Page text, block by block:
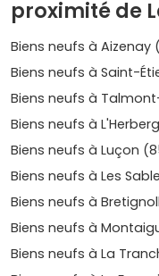
Le marché de
Roche-sur-
des
La Roche-sur-Yon
Les quartiers
tandis que certains
abordables.
Prix moyen dans
proximité de
Biens neufs à Aizenay
Biens neufs à Saint-
Biens neufs à
Biens neufs à
Biens neufs à Luçon
Biens neufs à Les
Biens neufs à
Biens neufs à
Biens neufs à La